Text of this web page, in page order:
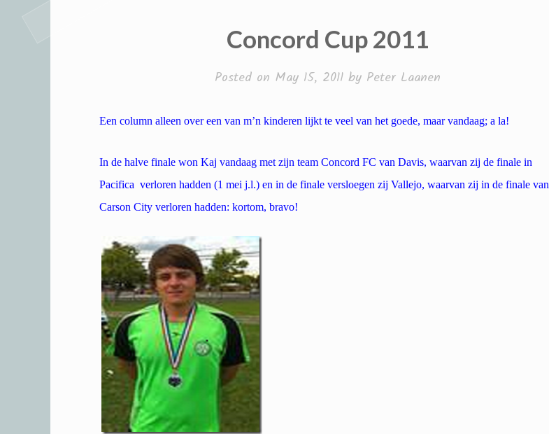
Concord Cup 2011
Posted on May 15, 2011by Peter Laanen
Een column alleen over een van m’n kinderen lijkt te veel van het goede, maar vandaag; a la!
In de halve finale won Kaj vandaag met zijn team Concord FC van Davis, waarvan zij de finale in
Pacifica verloren hadden (1 mei j.l.) en in de finale versloegen zij Vallejo, waarvan zij in de finale van
Carson City verloren hadden: kortom, bravo!